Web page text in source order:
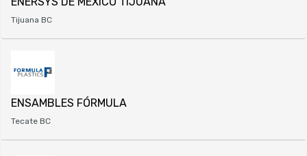
Tijuana BC
ENSAMBLES FÓRMULA
Tecate BC